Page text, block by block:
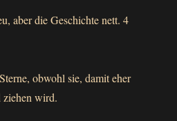
aber die Geschichte nett. 4
obwohl sie, damit eher
ziehen wird.